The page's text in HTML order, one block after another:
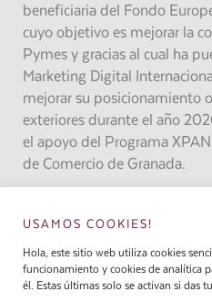
beneficiaria del Fondo
cuyo objetivo es mejorar la
Pymes y gracias al cual ha
Marketing Digital
mejorar su posicionamiento
exteriores durante el año
el apoyo del Programa
de Comercio de Granada.
Una Manera de Hacer
Inicio La Empresa Calidad
USAMOS COOKIES!
Hola, este sitio web utiliza cookies
funcionamiento y cookies de analítica
él. Estas últimas solo se activan si das